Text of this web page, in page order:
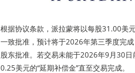
根据协议条款，派拉蒙将以每股31.00美
一致批准，预计将于2026年第三季度完
股东批准。若交易未能于2026年9月30
0.25美元的“延期补偿金”直至交易完成。